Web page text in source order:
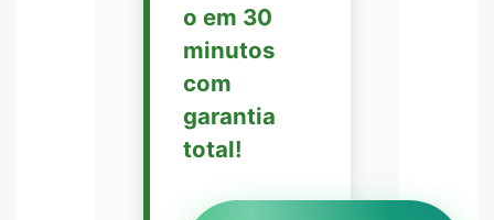
o em 30
minutos
com
garantia
total!